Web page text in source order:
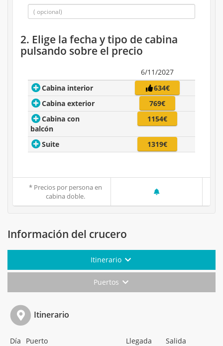
2. Elige la fecha y tipo de cabina
pulsando sobre el precio
6/11/2027
Cabina interior
634€
Cabina exterior
769€
Cabina con
balcón
1154€
Suite 1319€
* Precios por persona en
cabina doble.
Información del crucero
Itinerario
Puertos
Itinerario
Día Puerto Llegada
Salida